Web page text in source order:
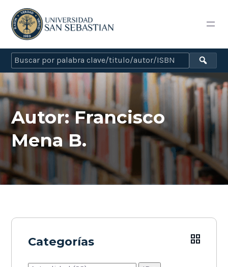
Autor:Francisco
Mena B.
Categorías